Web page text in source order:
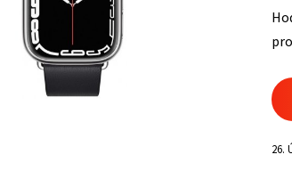
26.